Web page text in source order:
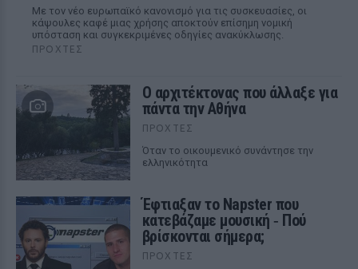
Με τον νέο ευρωπαϊκό κανονισμό για τις συσκευασίες, οι
κάψουλες καφέ μιας χρήσης αποκτούν επίσημη νομική
υπόσταση και συγκεκριμένες οδηγίες ανακύκλωσης.
ΠΡΟΧΤΈΣ
Ο αρχιτέκτονας που άλλαξε για
πάντα την Αθήνα
ΠΡΟΧΤΈΣ
Όταν το οικουμενικό συνάντησε την
ελληνικότητα
Έφτιαξαν το Napster που
κατεβάζαμε μουσική ‑ Πού
βρίσκονται σήμερα;
ΠΡΟΧΤΈΣ